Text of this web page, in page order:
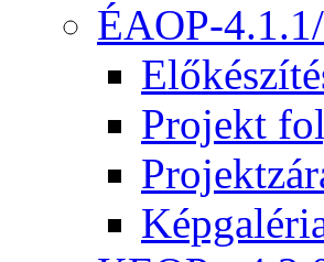
ÉAOP-
Projekt